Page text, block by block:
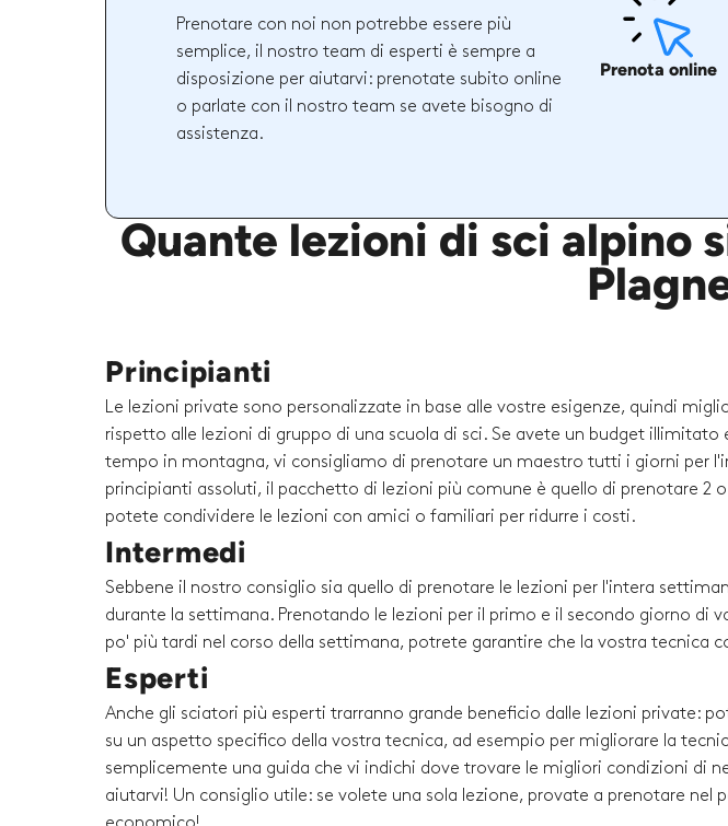
Prenotare con noi non potrebbe essere più
semplice, il nostro team di esperti è sempre a
disposizione per aiutarvi: prenotate subito online
o parlate con il nostro team se avete bisogno di
assistenza.
Prenota online
Quante lezioni di sci alpino
Principianti
Le lezioni private sono personalizzate in base alle vostre esigenze, quindi
rispetto alle lezioni di gruppo di una scuola di sci. Se avete un budget
tempo in montagna, vi consigliamo di prenotare un maestro tutti i giorni per
principianti assoluti, il pacchetto di lezioni più comune è quello di prenotare 2
potete condividere le lezioni con amici o familiari per ridurre i costi.
Intermedi
Sebbene il nostro consiglio sia quello di prenotare le lezioni per l'intera
durante la settimana. Prenotando le lezioni per il primo e il secondo giorno di
po' più tardi nel corso della settimana, potrete garantire che la vostra tecnica
Esperti
Anche gli sciatori più esperti trarranno grande beneficio dalle lezioni private:
su un aspetto specifico della vostra tecnica, ad esempio per migliorare la
semplicemente una guida che vi indichi dove trovare le migliori condizioni di
aiutarvi! Un consiglio utile: se volete una sola lezione, provate a prenotare nel